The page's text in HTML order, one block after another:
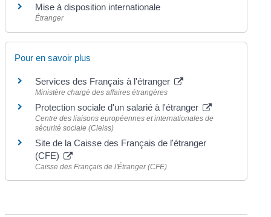
Mise à disposition internationale
Étranger
Pour en savoir plus
Services des Français à l'étranger
Ministère chargé des affaires étrangères
Protection sociale d'un salarié à l'étranger
Centre des liaisons européennes et internationales de
sécurité sociale (Cleiss)
Site de la Caisse des Français de l'étranger
(CFE)
Caisse des Français de l'Étranger (CFE)